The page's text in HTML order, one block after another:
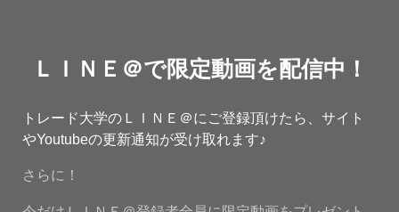
ＬＩＮＥ＠で限定動画を配信中！
トレード大学のＬＩＮＥ＠にご登録頂けたら、サイト
やYoutubeの更新通知が受け取れます♪
さらに！